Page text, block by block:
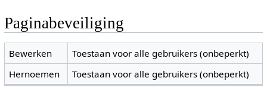
Paginabeveiliging
Bewerken
Toestaan voor alle gebruikers (onbeperkt)
Hernoemen
Toestaan voor alle gebruikers (onbeperkt)